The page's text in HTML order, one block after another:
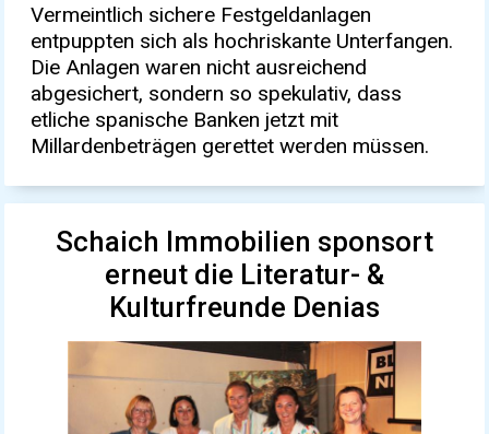
Vermeintlich sichere Festgeldanlagen
entpuppten sich als hochriskante Unterfangen.
Die Anlagen waren nicht ausreichend
abgesichert, sondern so spekulativ, dass
etliche spanische Banken jetzt mit
Millardenbeträgen gerettet werden müssen.
Schaich Immobilien sponsort
erneut die Literatur- &
Kulturfreunde Denias